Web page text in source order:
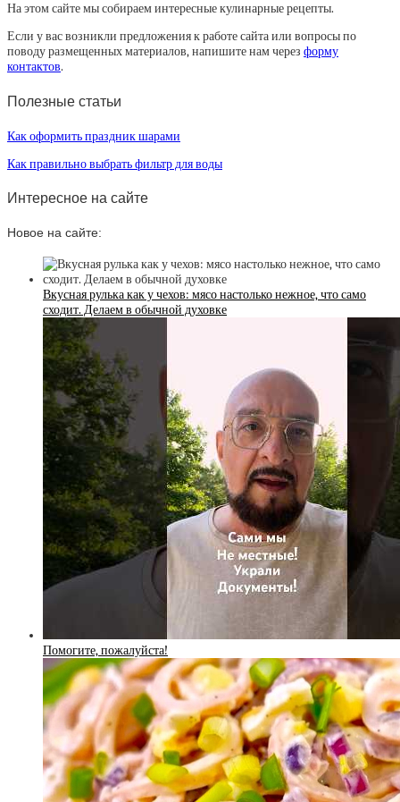
На этом сайте мы собираем интересные кулинарные рецепты.
Если у вас возникли предложения к работе сайта или вопросы по
поводу размещенных материалов, напишите нам через форму
контактов.
Полезные статьи
Как оформить праздник шарами
Как правильно выбрать фильтр для воды
Интересное на сайте
Новое на сайте:
Вкусная рулька как у чехов: мясо настолько нежное, что само
сходит. Делаем в обычной духовке
Помогите, пожалуйста!